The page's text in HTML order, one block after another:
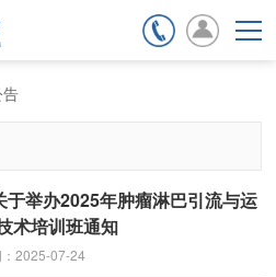
会员服务
于举办2025年肿瘤淋巴引流与运
术培训班通知
：2025-07-24